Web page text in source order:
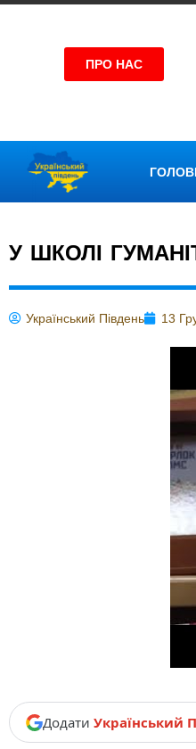
ПРО НАС
У ШКОЛІ
Український Південь 13
Додати Український